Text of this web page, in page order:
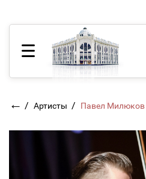
← / Артисты / Павел Милюков